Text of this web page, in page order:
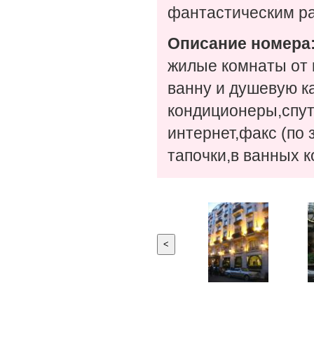
фантастическим
Описание
жилые комнаты
ванну и душевую
интернет,факс
тапочки,в ванных
<